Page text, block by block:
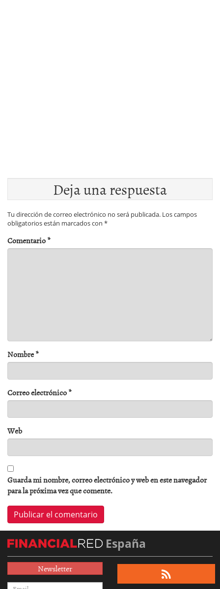
Deja una respuesta
Tu dirección de correo electrónico no será publicada. Los campos
obligatorios están marcados con *
Comentario*
Nombre*
Correo electrónico*
Web
Guarda mi nombre, correo electrónico y web en este navegador
para la próxima vez que comente.
España
Newsletter